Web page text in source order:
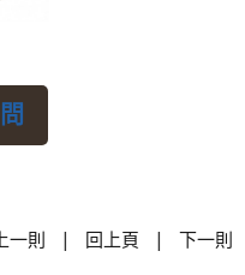
上一則 | 回上頁 | 下一則